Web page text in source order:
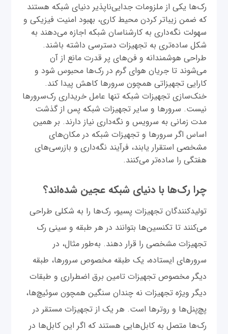
‌رک‌ها یکی از ملزومات جدایی‌ناپذیر دنیای شبکه هستند
که ضمن زیباتر کردن محیط کاری، بهبود امنیت فیزیکی و
سهولت نگه‌داری به کارشناسان شبکه اجازه می‌دهند به
شکل ساده‌تری به تجهیزات دسترسی داشته باشند.
طراحی هوشمندانه و فن‌های پر قدرت مانع از آن
می‌شوند تا جریان هوای گرم در رک‌ها محبوس شود و
کارایی تجهیزاتی همچون سرورها کاهش پیدا کند.
خنک‌سازی تجهیزات شبکه تنها عامل خریداری رک‌‌سرورها
نیست. سرورها و سایر تجهیزات شبکه پس از گذشت
مدت زمانی به سرویس و نگه‌داری نیاز دارند. بر همین
اساس اگر سرورها و تجهیزات شبکه در مکان‌های
مشخصی استقرار یابند، فرآیند نگه‌داری و بازرسی‌های
هفتگی را ساده‌تر می‌کنند.
چرا رک‌ها با دنیای شبکه عجین شده‌اند؟
تولید‌کنندگان تجهیزات پسیو، رک‌ها را به شکلی طراحی
می‌کنند تا تکنسین‌ها بتوانند در هر طبقه و سینی‌ رک
تجهیزات مشخصی را قرار دهند. به‌طور مثال، در
سرورهای ایستاده، یک طبقه مخصوص سرورها، طبقه
دیگر مخصوص تجهیزات تامین برق اضطراری و طبقات
دیگر ویژه تجهیزات نه چندان سنگین همچون سوئیچ‌‌ها،
پچ‌پنل‌ها و روترها است. هر یک از تجهیزات مستقر در
رک‌ها متصل به کابل‌هایی هستند که اگر این کابل‌ها در